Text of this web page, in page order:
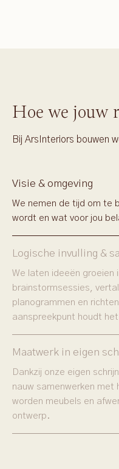
Hoe we jouw
Bij ArsInteriors bouwen
Visie & omgeving
We nemen de tijd om te
wordt en wat voor jou
Logische invulling &
We laten ideeën groeien
brainstormsessies,
planogrammen en
aanspreekpunt houdt
Maatwerk in eigen
Dankzij onze eigen
nauw samenwerken met
worden meubels en
ontwerp.